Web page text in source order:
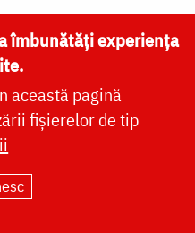
„Sfântul
– Suroti
îmbunătăți experiența
această pagină
fișierelor de tip